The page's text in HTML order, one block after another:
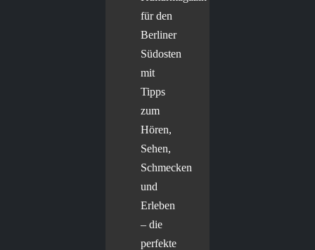
für den
Berliner
Südosten
mit
Tipps
zum
Hören,
Sehen,
Schmecken
und
Erleben
– die
perfekte